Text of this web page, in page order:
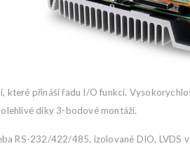
které přináší řadu I/O funkcí.
díky 3-bodové montáži.
RS-232/422/485, izolované DIO,